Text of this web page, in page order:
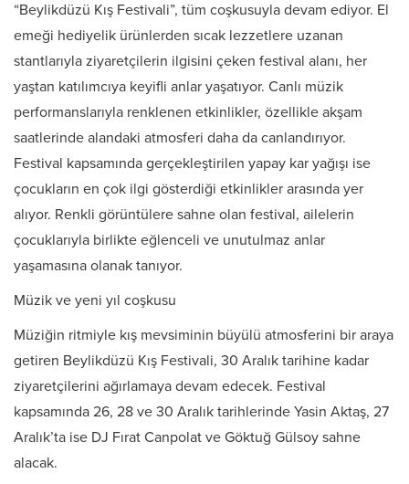
“Beylikdüzü Kış Festivali”, tüm coşkusuyla devam ediyor. El
emeği hediyelik ürünlerden sıcak lezzetlere uzanan
stantlarıyla ziyaretçilerin ilgisini çeken festival alanı, her
yaştan katılımcıya keyifli anlar yaşatıyor. Canlı müzik
performanslarıyla renklenen etkinlikler, özellikle akşam
saatlerinde alandaki atmosferi daha da canlandırıyor.
Festival kapsamında gerçekleştirilen yapay kar yağışı ise
çocukların en çok ilgi gösterdiği etkinlikler arasında yer
alıyor. Renkli görüntülere sahne olan festival, ailelerin
çocuklarıyla birlikte eğlenceli ve unutulmaz anlar
yaşamasına olanak tanıyor.
Müzik ve yeni yıl coşkusu
Müziğin ritmiyle kış mevsiminin büyülü atmosferini bir araya
getiren Beylikdüzü Kış Festivali, 30 Aralık tarihine kadar
ziyaretçilerini ağırlamaya devam edecek. Festival
kapsamında 26, 28 ve 30 Aralık tarihlerinde Yasin Aktaş, 27
Aralık’ta ise DJ Fırat Canpolat ve Göktuğ Gülsoy sahne
alacak.